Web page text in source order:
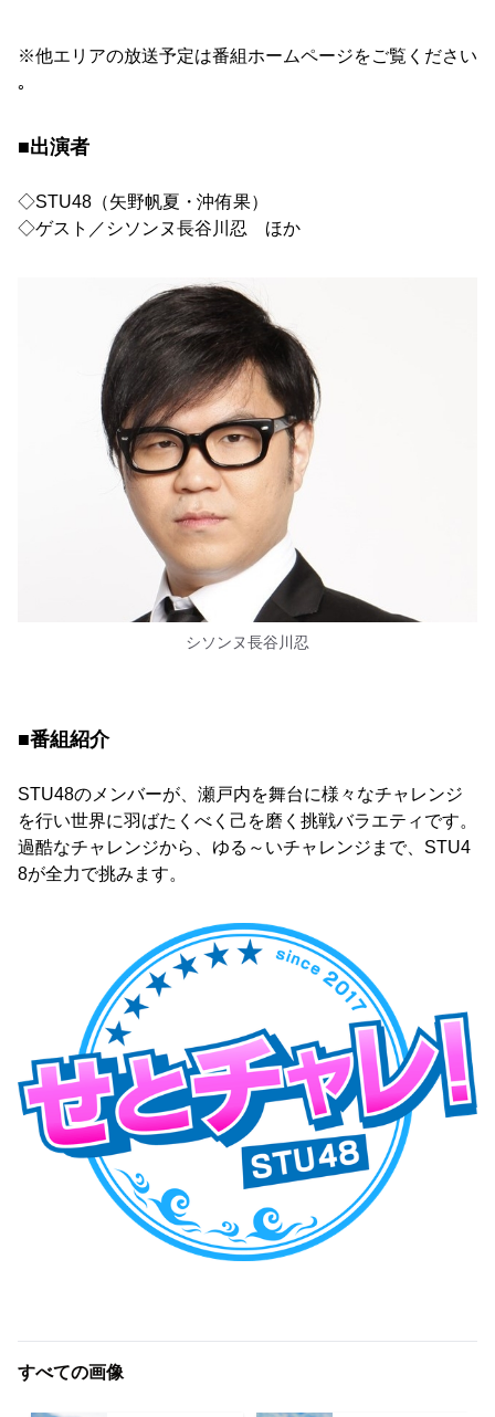
※他エリアの放送予定は番組ホームページをご覧ください
｡
■出演者
◇STU48（矢野帆夏・沖侑果）
◇ゲスト／シソンヌ長谷川忍 ほか
シソンヌ長谷川忍
■番組紹介
STU48のメンバーが、瀬戸内を舞台に様々なチャレンジ
を行い世界に羽ばたくべく己を磨く挑戦バラエティです。
過酷なチャレンジから、ゆる～いチャレンジまで、STU4
8が全力で挑みます。
すべての画像